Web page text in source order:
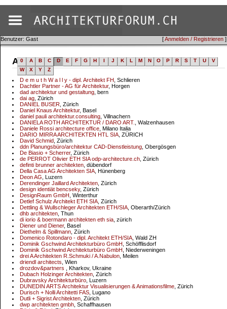
[Anmelden / Registrieren ]
Benutzer: Gast
Adressen
0 A B C D E F G H I J K L M N O P R S T U
V
W
X Y Z
D e m u t h W a l l y - dipl. Architekt FH , Schlieren
Dachtler Partner - AG für Architektur, Horgen
dad architektur und gestaltung , bern
dai ag , Zürich
DANIEL BUSER , Zürich
Daniel Knaus Architektur, Basel
daniel pauli architektur.consulting , Villnachern
DANIELA ROTH ARCHITEKTUR / DARO ART.
, Walzenhausen
Daniele Rossi architecture office , Milano Italia
DARIO MIRRA ARCHITEKTEN HTL SIA , ZÜRICH
David Schmid , Zürich
ddn Planungsbüro/architektur CAD-Dienstleistung , Obergösgen
De Biasio + Scherrer, Zürich
de PERROT Olivier ETH SIA odp-architecture.ch , Zürich
definti brunner architekten , dübendorf
Della Casa AG Architekten SIA , Hünenberg
Deon AG , Luzern
Derendinger Jaillard Architekten , Zürich
design identiät bencseky, Zürich
DesignRaum GmbH , Winterthur
Detlef Schulz Architekt ETH SIA , Zürich
Dettling & Wullschleger Architekten ETH/SIA , Oberarth/Zürich
dhb architekten , Thun
di iorio & boermann architekten eth sia , zürich
Diener und Diener, Basel
Diethelm & Spillmann , Zürich
Domenico Rotondaro - dipl. Architekt ETH/SIA , Wald ZH
Dominik Gschwind Architekturbüro GmbH , Schöfflisdorf
Dominik Gschwind Architekturbüro GmbH , Niederweningen
drei A Architekten R.Schmuki / A.Nabulon , Meilen
driendl architects , Wien
drozdov&partners
, Kharkov, Ukraine
Dubach Holzinger Architekten , Zürich
Dubravsky Architekturbüro , Luzern
DUNEDIN ARTS Architektur Visualisierungen & Animationsfilme , Zürich
Durisch + Nolli Architetti FAS , Lugano
Dutli + Sigrist Architekten , Zürich
dwp architekten gmbh , Schaffhausen